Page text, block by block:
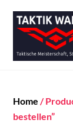
content
Home /
bestellen”